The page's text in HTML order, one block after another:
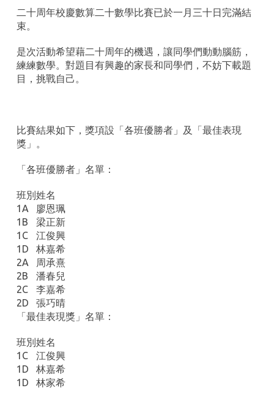
二十周年校慶數算二十數學比賽已於一月三十日完滿結
束。
是次活動希望藉二十周年的機遇，讓同學們動動腦筋，
練練數學。對題目有興趣的家長和同學們，不妨下載題
目，挑戰自己。
比賽結果如下，獎項設「各班優勝者」及「最佳表現
獎」。
「各班優勝者」名單：
班別姓名
1A
廖恩珮
1B
梁正新
1C
江俊興
1D
林嘉希
2A
周承熹
2B
潘春兒
2C
李嘉希
2D
張巧晴
「最佳表現獎」名單：
班別姓名
1C
江俊興
1D
林嘉希
1D
林家希